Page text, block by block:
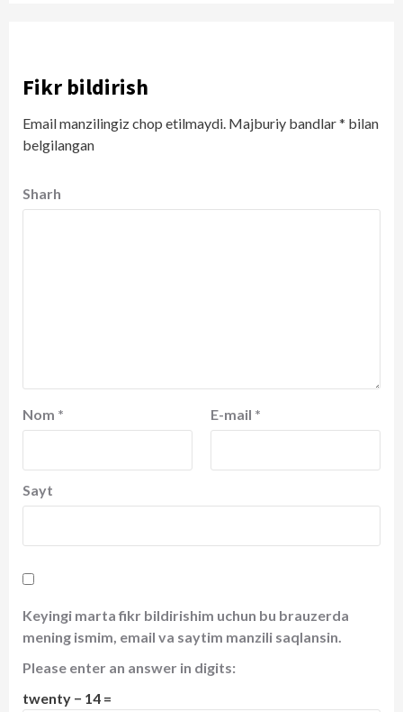
Fikr bildirish
Email manzilingiz chop etilmaydi. Majburiy bandlar* bilan
belgilangan
Sharh
Nom * E-mail *
Sayt
Keyingi marta fikr bildirishim uchun bu brauzerda
mening ismim, email va saytim manzili saqlansin.
Please enter an answer in digits:
twenty − 14 =